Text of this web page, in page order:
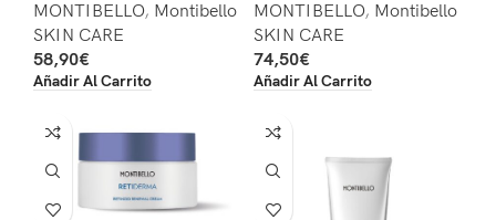
MONTIBELLO, Montibello
SKIN CARE
58,90€
Añadir Al Carrito
MONTIBELLO, Montibello
SKIN CARE
74,50€
Añadir Al Carrito